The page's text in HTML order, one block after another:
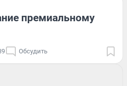
премиальному
Обсудить